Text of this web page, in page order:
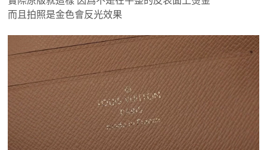
而且拍照是金色會反光效果